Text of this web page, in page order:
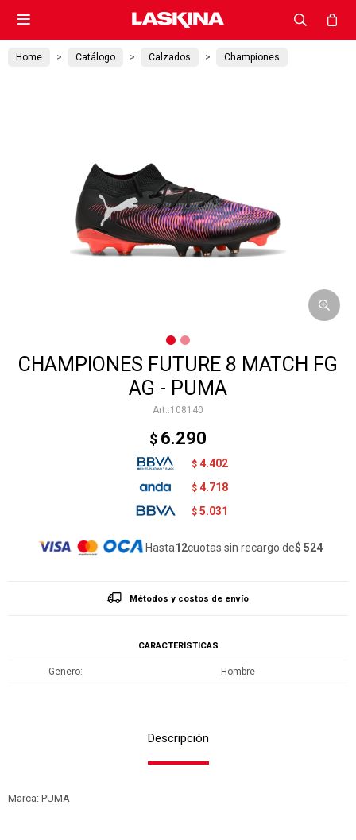

Home Catálogo Calzados Championes
CHAMPIONES FUTURE 8 MATCH FG
AG - PUMA
108140
$ 6.290
$ 4.402
$ 4.718
$ 5.031
Hasta12cuotas sin recargo de$ 524
Métodos y costos de envío
CARACTERÍSTICAS
Genero Hombre
Descripción
Marca: PUMA